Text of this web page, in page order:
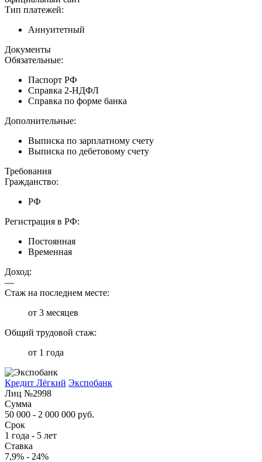
Тип платежей:
Аннуитетный
Документы
Обязательные:
Паспорт РФ
Справка 2-НДФЛ
Справка по форме банка
Дополнительные:
Выписка по зарплатному счету
Выписка по дебетовому счету
Требования
Гражданство:
РФ
Регистрация в РФ:
Постоянная
Временная
Доход:
—
Стаж на последнем месте:
от 3 месяцев
Общий трудовой стаж:
от 1 года
Кредит Лёгкий Экспобанк
Лиц №2998
Сумма
50 000 - 2 000 000 руб.
Срок
1 года - 5 лет
Ставка
7,9% - 24%